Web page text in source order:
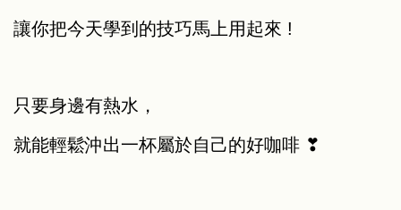
讓你把今天學到的技巧馬上用起來 !
只要身邊有熱水，
就能輕鬆沖出一杯屬於自己的好咖啡 ❣︎